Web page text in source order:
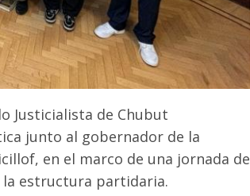
Justicialista de Chubut
junto al gobernador de la
en el marco de una jornada de
estructura partidaria.